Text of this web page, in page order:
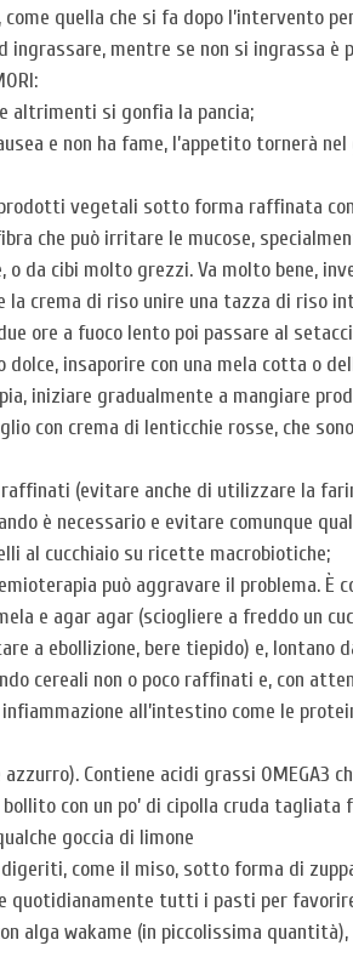
quella che si fa dopo l’intervento
mentre se non si ingrassa è
altrimenti si gonfia la pancia;
e non ha fame, l’appetito tornerà
vegetali sotto forma raffinata
che può irritare le mucose,
da cibi molto grezzi. Va molto bene,
crema di riso unire una tazza di riso
ore a fuoco lento poi passare al
insaporire con una mela cotta o
iniziare gradualmente a mangiare
con crema di lenticchie rosse, che
(evitare anche di utilizzare la
è necessario e evitare comunque
al cucchiaio su ricette macrobiotiche;
può aggravare il problema. È
e agar agar (sciogliere a freddo un
a ebollizione, bere tiepido) e, lontano
cereali non o poco raffinati e, con
all’intestino come le
Contiene acidi grassi OMEGA3
con un po’ di cipolla cruda
goccia di limone
come il miso, sotto forma di
quotidianamente tutti i pasti per
alga wakame (in piccolissima